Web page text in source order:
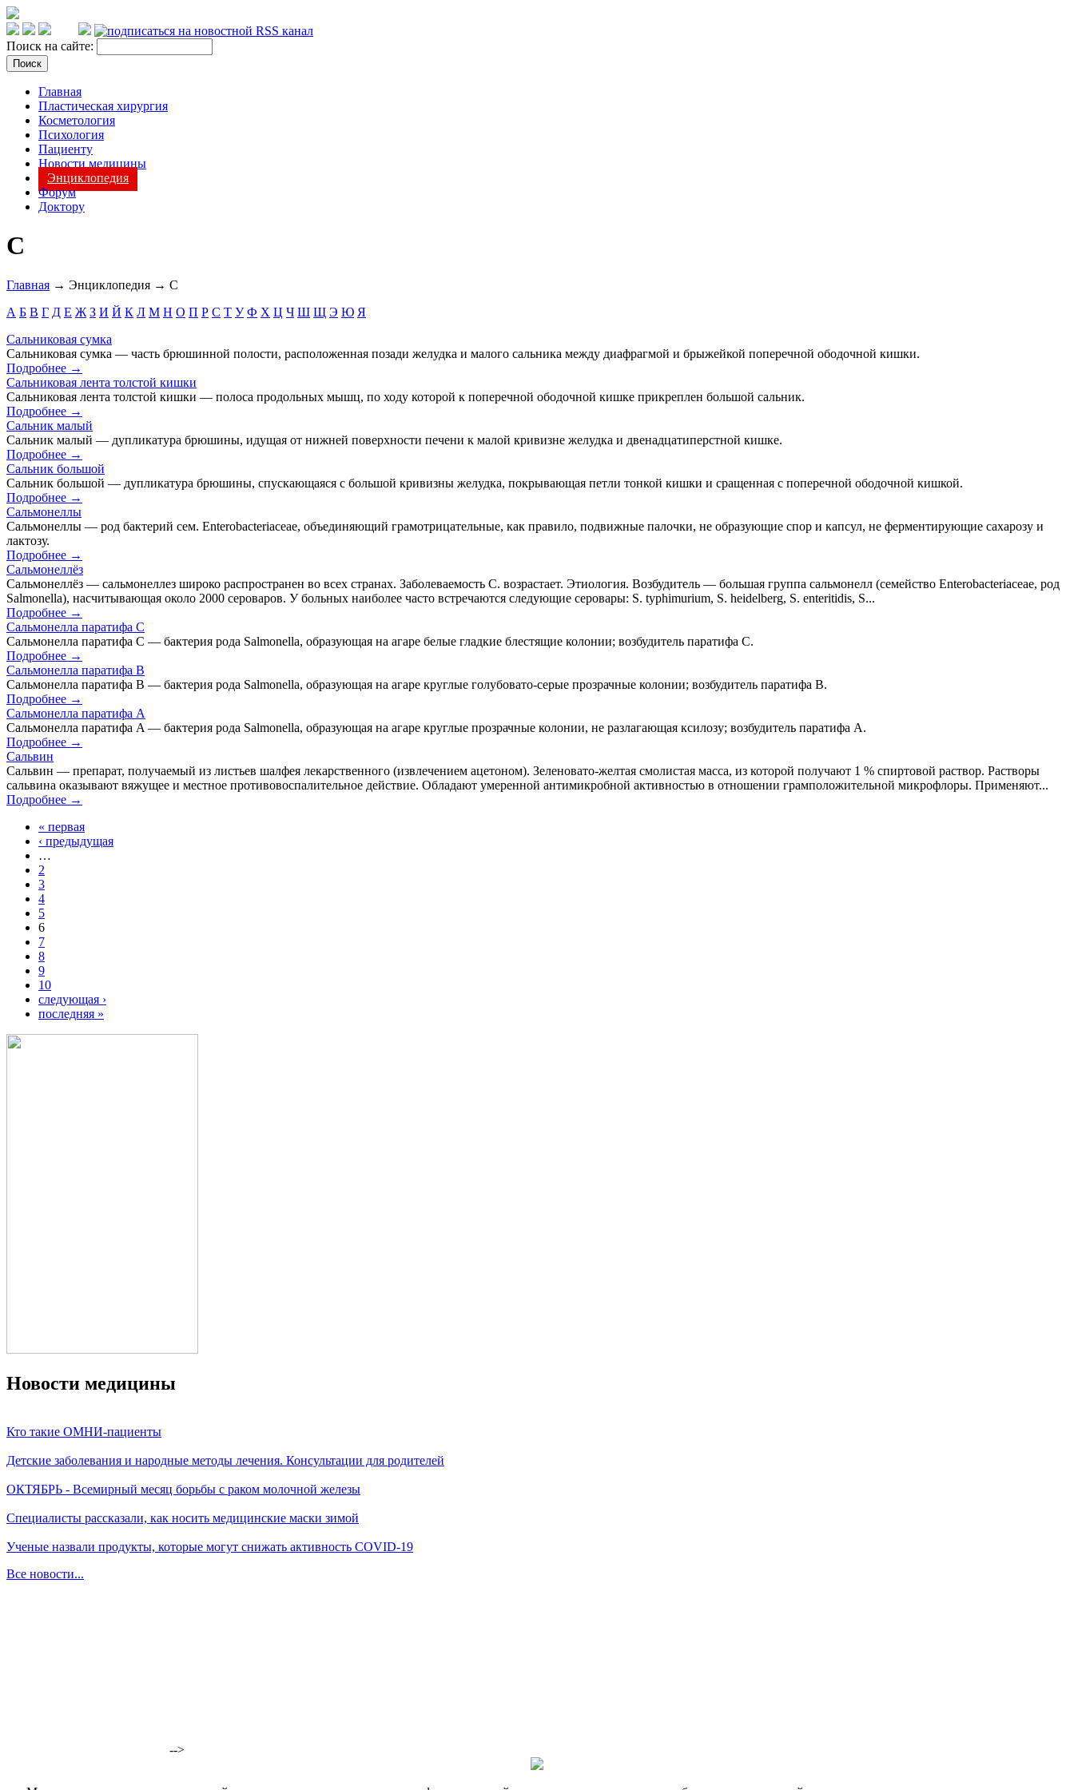
Поиск на сайте:
Главная
Пластическая хирургия
Косметология
Психология
Пациенту
Новости медицины
Энциклопедия
Форум
Доктору
С
Главная → Энциклопедия → С
А Б В Г Д Е Ж З И Й К Л М Н О П Р С Т У Ф Х Ц Ч Ш Щ Э Ю Я
Сальниковая сумка
Сальниковая сумка — часть брюшинной полости, расположенная позади желудка и малого сальника между диафрагмой и брыжейкой поперечной ободочной кишки.
Подробнее →
Сальниковая лента толстой кишки
Сальниковая лента толстой кишки — полоса продольных мышц, по ходу которой к поперечной ободочной кишке прикреплен большой сальник.
Подробнее →
Сальник малый
Сальник малый — дупликатура брюшины, идущая от нижней поверхности печени к малой кривизне желудка и двенадцатиперстной кишке.
Подробнее →
Сальник большой
Сальник большой — дупликатура брюшины, спускающаяся с большой кривизны желудка, покрывающая петли тонкой кишки и сращенная с поперечной ободочной кишкой.
Подробнее →
Сальмонеллы
Сальмонеллы — род бактерий сем. Enterobacteriaceae, объединяющий грамотрицательные, как правило, подвижные палочки, не образующие спор и капсул, не ферментирующие сахарозу и
лактозу.
Подробнее →
Сальмонеллёз
Сальмонеллёз — сальмонеллез широко распространен во всех странах. Заболеваемость С. возрастает. Этиология. Возбудитель — большая группа сальмонелл (семейство Enterobacteriaceae, род
Salmonella), насчитывающая около 2000 сероваров. У больных наиболее часто встречаются следующие серовары: S. typhimurium, S. heidelberg, S. enteritidis, S...
Подробнее →
Сальмонелла паратифа C
Сальмонелла паратифа C — бактерия рода Salmonella, образующая на агаре белые гладкие блестящие колонии; возбудитель паратифа C.
Подробнее →
Сальмонелла паратифа B
Сальмонелла паратифа B — бактерия рода Salmonella, образующая на агаре круглые голубовато-серые прозрачные колонии; возбудитель паратифа В.
Подробнее →
Сальмонелла паратифа A
Сальмонелла паратифа A — бактерия рода Salmonella, образующая на агаре круглые прозрачные колонии, не разлагающая ксилозу; возбудитель паратифа А.
Подробнее →
Сальвин
Сальвин — препарат, получаемый из листьев шалфея лекарственного (извлечением ацетоном). Зеленовато-желтая смолистая масса, из которой получают 1 % спиртовой раствор. Растворы
сальвина оказывают вяжущее и местное противовоспалительное действие. Обладают умеренной антимикробной активностью в отношении грамположительной микрофлоры. Применяют...
Подробнее →
« первая
‹ предыдущая
…
2
3
4
5
6
7
8
9
10
следующая ›
последняя »
Новости медицины
Кто такие ОМНИ-пациенты
Детские заболевания и народные методы лечения. Консультации для родителей
ОКТЯБРЬ - Всемирный месяц борьбы с раком молочной железы
Специалисты рассказали, как носить медицинские маски зимой
Ученые назвали продукты, которые могут снижать активность COVID-19
Все новости...
-->